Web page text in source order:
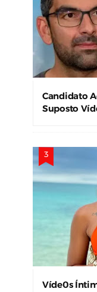
Candidato
Suposto
Víde0s